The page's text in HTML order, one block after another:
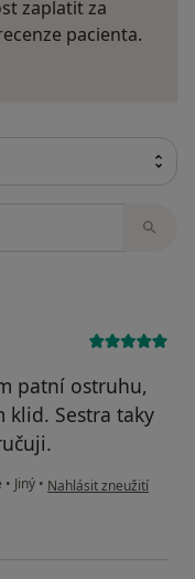
zaplatit za
pacienta.
patní ostruhu,
klid. Sestra taky
• Jiný • podle názoru uživatele
Nahlásit zneužití